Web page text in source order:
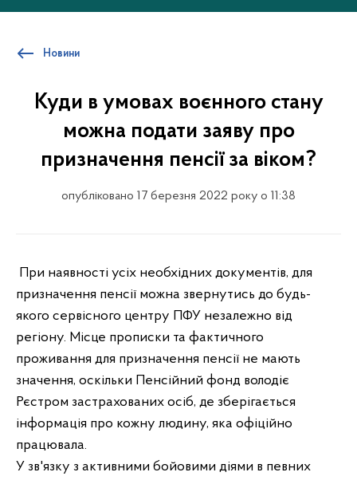
Новини
Куди в умовах воєнного стану
можна подати заяву про
призначення пенсії за віком?
опубліковано 17 березня 2022 року о 11:38
При наявності усіх необхідних документів, для
призначення пенсії можна звернутись до будь-
якого сервісного центру ПФУ незалежно від
регіону. Місце прописки та фактичного
проживання для призначення пенсії не мають
значення, оскільки Пенсійний фонд володіє
Рєстром застрахованих осіб, де зберігається
інформація про кожну людину, яка офіційно
працювала.
У зв'язку з активними бойовими діями в певних